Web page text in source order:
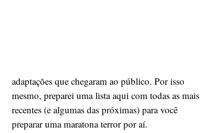
adaptações que chegaram ao público. Por isso
mesmo, preparei uma lista aqui com todas as mais
recentes (e algumas das próximas) para você
preparar uma maratona terror por aí.